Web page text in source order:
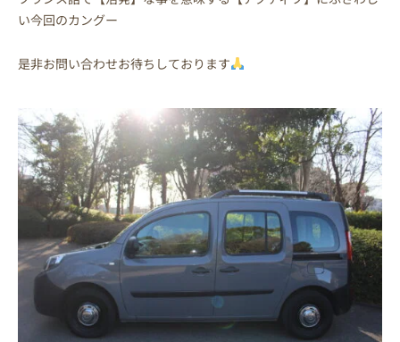
い今回のカングー
是非お問い合わせお待ちしております